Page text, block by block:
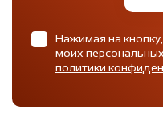
Нажимая на
моих
политики